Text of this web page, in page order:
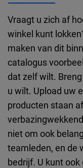
Vraagt u zich af
winkel kunt
maken van dit
catalogus
dat zelf wilt.
u wilt. Upload uw
producten staan
niet om ook
teamleden, en de
bedrijf. U kunt